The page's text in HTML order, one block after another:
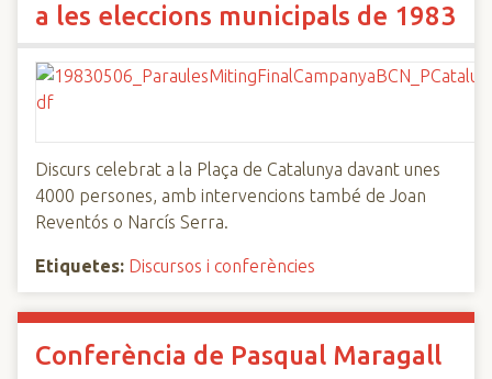
a les eleccions municipals de 1983
Discurs celebrat a la Plaça de Catalunya davant unes
4000 persones, amb intervencions també de Joan
Reventós o Narcís Serra.
Etiquetes: Discursos i conferències
Conferència de Pasqual Maragall